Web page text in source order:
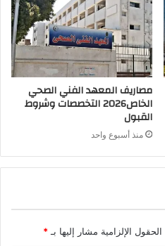
مصاريف المعهد الفني الصحي
الخاص2026 التخصصات وشروط
القبول
منذ أسبوع واحد
الحقول الإلزامية مشار إليها بـ*